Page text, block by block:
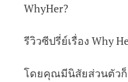
WhyHer?
รีวิวซีปรี่ย์เรื่อง Why
โดยคุณมีนิสัยส่วนตัว